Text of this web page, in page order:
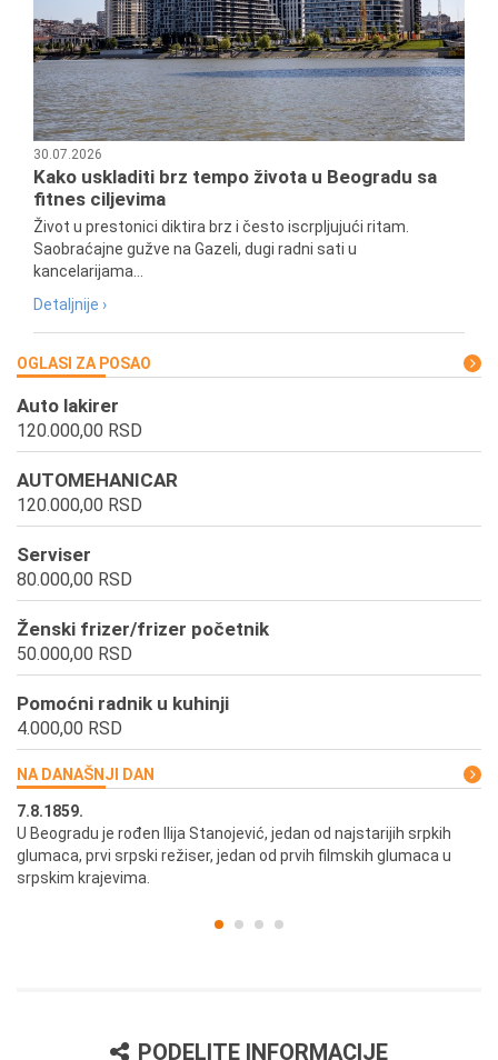
30.07.2026
Kako uskladiti brz tempo života u Beogradu sa
fitnes ciljevima
Život u prestonici diktira brz i često iscrpljujući ritam.
Saobraćajne gužve na Gazeli, dugi radni sati u
kancelarijama...
Detaljnije ›
OGLASI ZA POSAO
Auto lakirer
120.000,00 RSD
AUTOMEHANICAR
120.000,00 RSD
Serviser
80.000,00 RSD
Ženski frizer/frizer početnik
50.000,00 RSD
Pomoćni radnik u kuhinji
4.000,00 RSD
NA DANAŠNJI DAN
7.8.1859.
U Beogradu je rođen Ilija Stanojević, jedan od najstarijih srpkih
glumaca, prvi srpski režiser, jedan od prvih filmskih glumaca u
srpskim krajevima.
PODELITE INFORMACIJE